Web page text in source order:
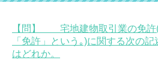
【問】 宅地建物取引業の免許(
「免許」という｡)に関する次の
はどれか。